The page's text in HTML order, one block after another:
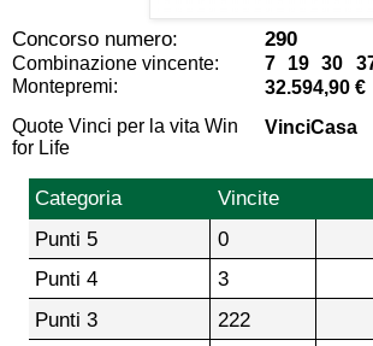
Concorso numero: 290
Combinazione vincente:
7 19 30
Montepremi:
32.594,90 €
Quote Vinci per la vita Win
for Life
VinciCasa
Categoria Vincite
Punti 5
0
Punti 4
3
Punti 3
222